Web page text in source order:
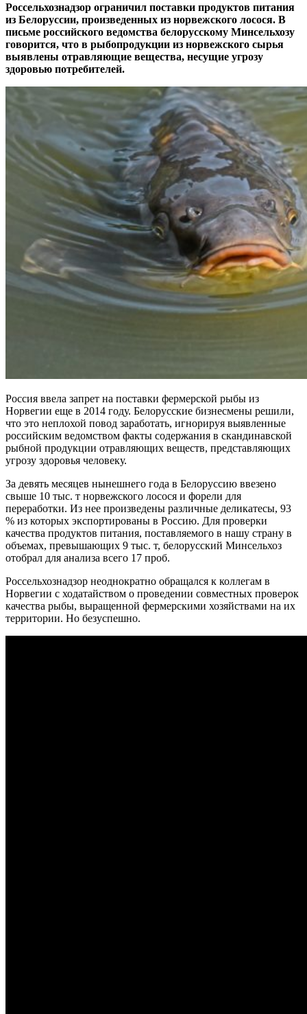
Россельхознадзор ограничил поставки продуктов питания
из Белоруссии, произведенных из норвежского лосося. В
письме российского ведомства белорусскому Минсельхозу
говорится, что в рыбопродукции из норвежского сырья
выявлены отравляющие вещества, несущие угрозу
здоровью потребителей.
Россия ввела запрет на поставки фермерской рыбы из
Норвегии еще в 2014 году. Белорусские бизнесмены решили,
что это неплохой повод заработать, игнорируя выявленные
российским ведомством факты содержания в скандинавской
рыбной продукции отравляющих веществ, представляющих
угрозу здоровья человеку.
За девять месяцев нынешнего года в Белоруссию ввезено
свыше 10 тыс. т норвежского лосося и форели для
переработки. Из нее произведены различные деликатесы, 93
% из которых экспортированы в Россию. Для проверки
качества продуктов питания, поставляемого в нашу страну в
объемах, превышающих 9 тыс. т, белорусский Минсельхоз
отобрал для анализа всего 17 проб.
Россельхознадзор неоднократно обращался к коллегам в
Норвегии с ходатайством о проведении совместных проверок
качества рыбы, выращенной фермерскими хозяйствами на их
территории. Но безуспешно.